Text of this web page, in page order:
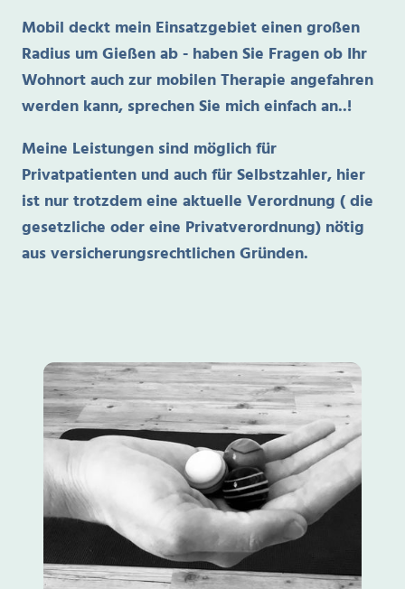
Mobil deckt mein Einsatzgebiet einen großen
Radius um Gießen ab - haben Sie Fragen ob Ihr
Wohnort auch zur mobilen Therapie angefahren
werden kann, sprechen Sie mich einfach an..!
Meine Leistungen sind möglich für
Privatpatienten und auch für Selbstzahler, hier
ist nur trotzdem eine aktuelle Verordnung ( die
gesetzliche oder eine Privatverordnung) nötig
aus versicherungsrechtlichen Gründen.